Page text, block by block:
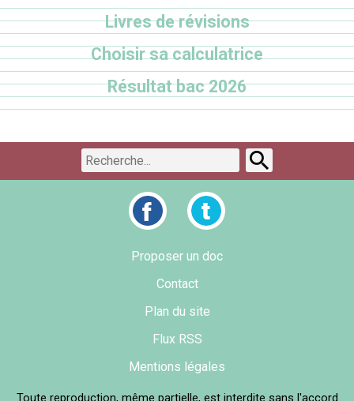
Livres de révisions
Choisir sa calculatrice
Résultat bac 2026
Proposer un doc
Contact
Plan du site
Flux RSS
Mentions légales
Toute reproduction, même partielle, est interdite sans l'accord